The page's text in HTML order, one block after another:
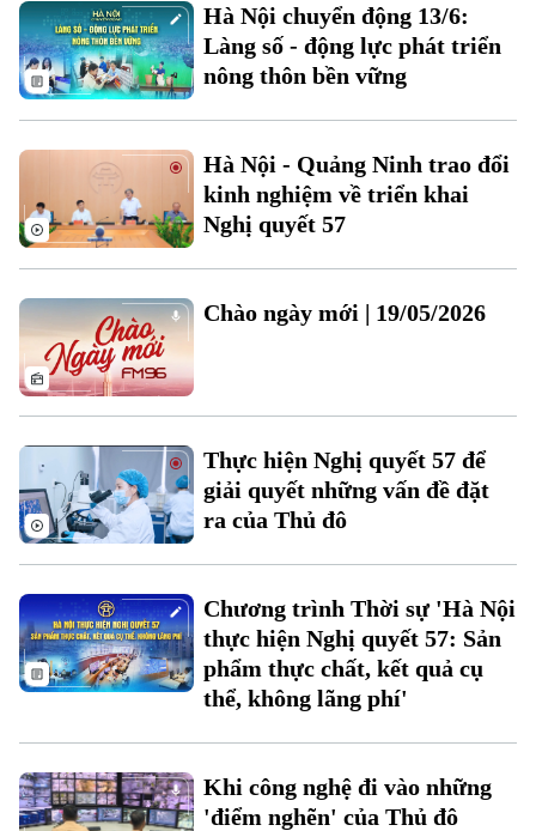
Hà Nội
Chính trị
Xã hội
An ninh trật tự
Công nghệ
Hà Nội
Nhịp sống Hà Nội
Khoảnh khắc Hà Nội
Ẩm thực
Thế giới
Tin tức
Quân sự
Người Việt 4 phương
Kinh tế
Tin tức
Cafe sáng
Tài chính Ngân hàng
Doanh nghiệp
Nhà đất
Đầu tư
Căn hộ
Đất đai
Kinh nghiệm
Ô tô
Xe máy
Thị trường
Giáo dục
Tin tức
Tuyển sinh
Hướng nghiệp
Tin tức
Làng nghề
Di tích
Sức khỏe
Dinh dưỡng
Tư vấn sức khỏe
Thể thao
Bóng đá
Quần vợt
Giải trí
Tin tức
Sao
Điện ảnh
Hà Nội chuyển động 13/6:
Làng số - động lực phát triển
nông thôn bền vững
Hà Nội - Quảng Ninh trao đổi
kinh nghiệm về triển khai
Nghị quyết 57
Chào ngày mới | 19/05/2026
Thực hiện Nghị quyết 57 để
giải quyết những vấn đề đặt
ra của Thủ đô
Chương trình Thời sự 'Hà Nội
thực hiện Nghị quyết 57: Sản
phẩm thực chất, kết quả cụ
thể, không lãng phí'
Khi công nghệ đi vào những
'điểm nghẽn' của Thủ đô